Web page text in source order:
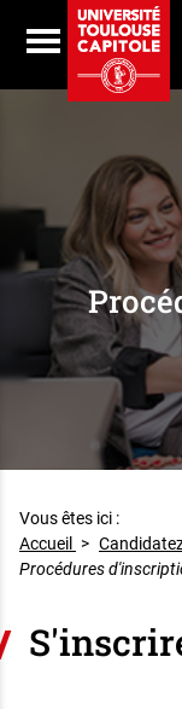
Menu
Vous êtes ici :
Accueil
>
Procédures